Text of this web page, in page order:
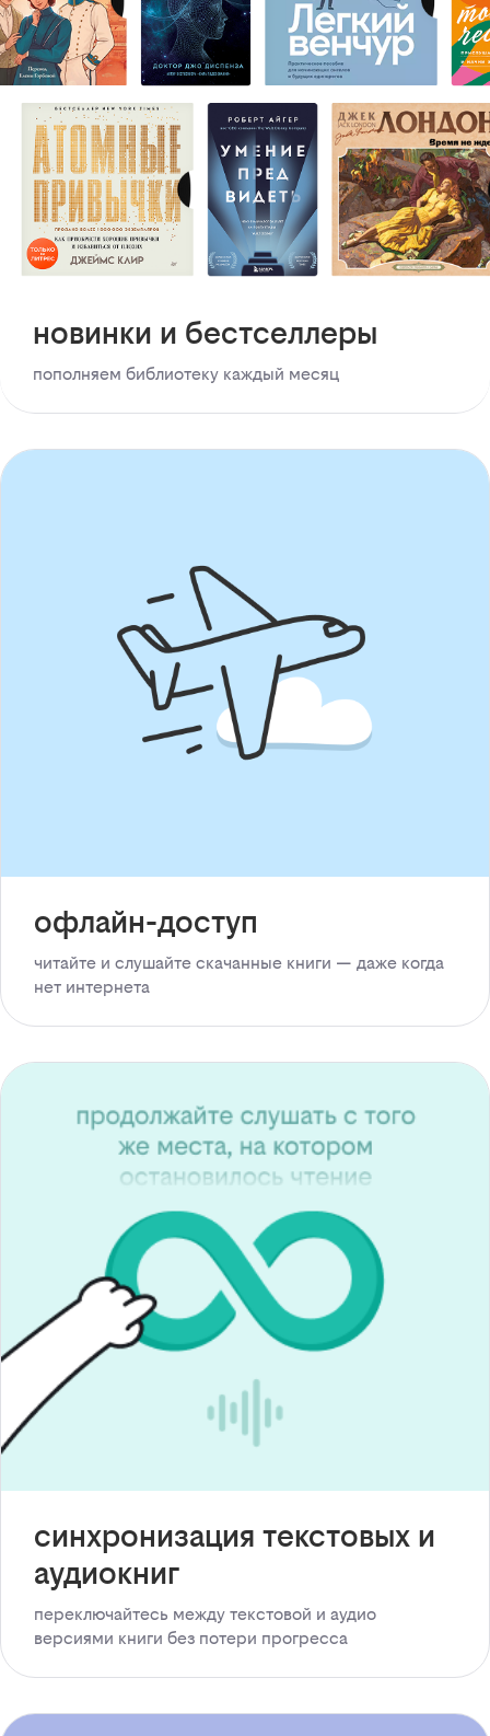
новинки и бестселлеры
пополняем библиотеку каждый месяц
офлайн-доступ
читайте и слушайте скачанные книги — даже когда
нет интернета
синхронизация текстовых и
аудиокниг
переключайтесь между текстовой и аудио
версиями книги без потери прогресса